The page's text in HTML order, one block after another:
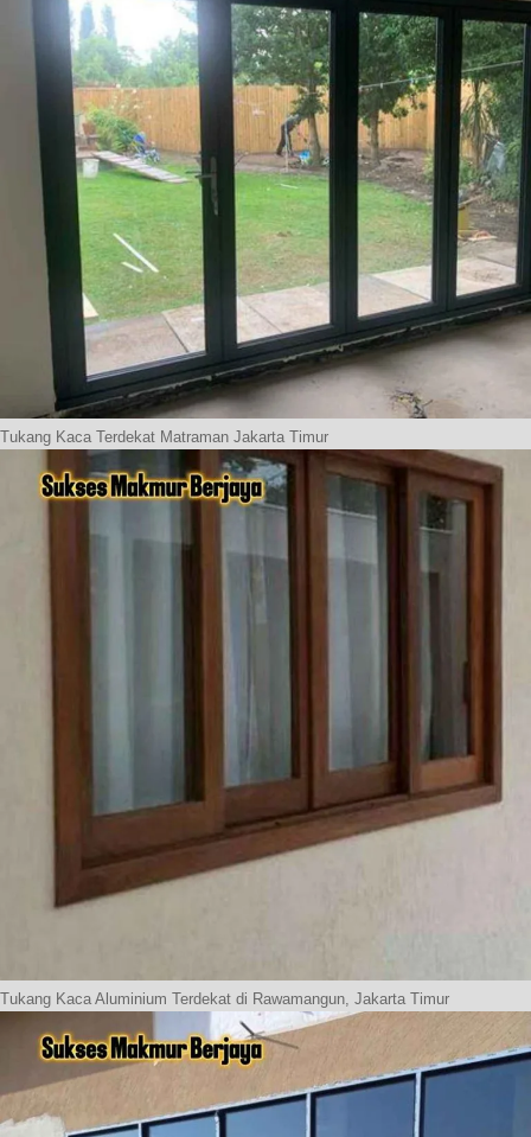
Tukang Kaca Terdekat Matraman Jakarta Timur
Tukang Kaca Aluminium Terdekat di Rawamangun, Jakarta Timur